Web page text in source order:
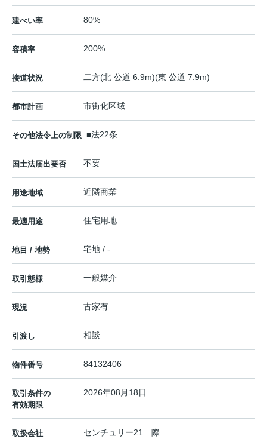
建ぺい率 80%
容積率 200%
接道状況 二方(北 公道 6.9m)(東 公道 7.9m)
都市計画 市街化区域
その他法令上の制限 ■法22条
国土法届出要否 不要
用途地域 近隣商業
最適用途 住宅用地
地目 / 地勢 宅地 / -
取引態様 一般媒介
現況 古家有
引渡し 相談
物件番号 84132406
取引条件の
有効期限
2026年08月18日
取扱会社
センチュリー21 際